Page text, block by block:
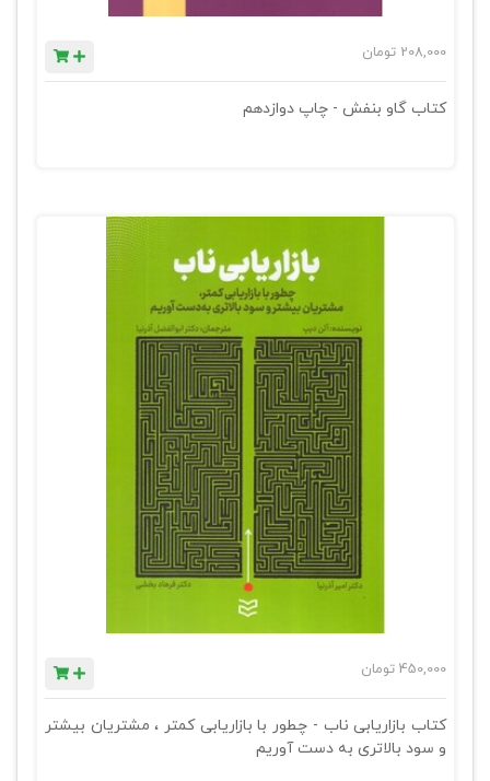
208,000 تومان
کتاب گاو بنفش - چاپ دوازدهم
450,000 تومان
کتاب بازاریابی ناب - چطور با بازاریابی کمتر ، مشتریان بیشتر
و سود بالاتری به دست آوریم